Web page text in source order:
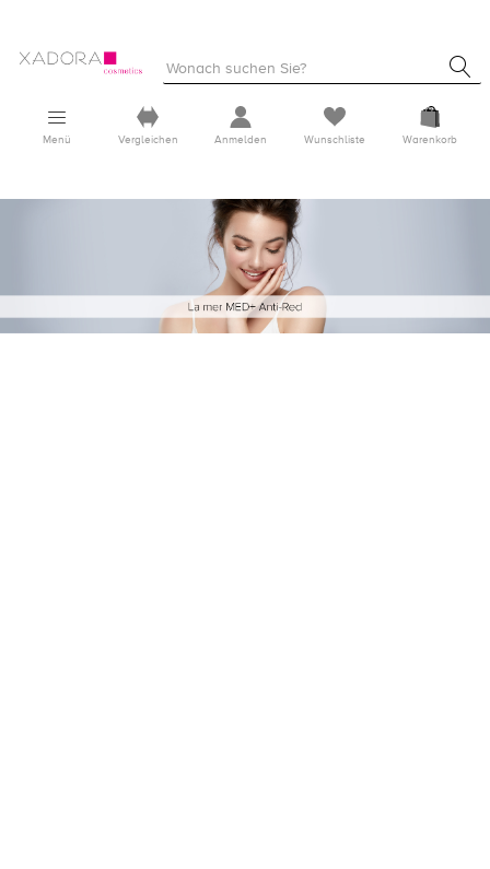
Menü Vergleichen Anmelden Wunschliste Warenkorb